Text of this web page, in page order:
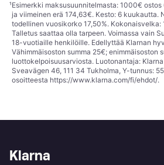
¹Esimerkki maksusuunnitelmasta: 1000€ ostos
ja viimeinen erä 174,63€. Kesto: 6 kuukautta.
todellinen vuosikorko 17,50%. Kokonaisvelka:
Talletus saattaa olla tarpeen. Voimassa vain
18-vuotiaille henkilöille. Edellyttää Klarnan
Vähimmäisoston summa 25€; enimmäisoston
luottokelpoisuusarviosta. Luotonantaja:
Sveavägen 46, 111 34 Tukholma, Y-tunnus:
osoitteesta https://www.klarna.com/fi/ehdot/.
Klarna